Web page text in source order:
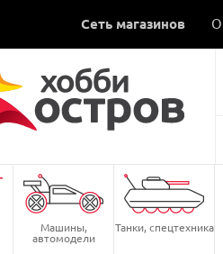
Сеть магазинов
Машины,
автомодели
Танки, спецтехника